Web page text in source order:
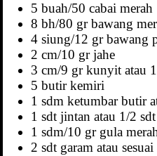
5 buah/50 cabai merah
8 bh/80 gr bawang
4 siung/12 gr bawang
2 cm/10 gr jahe
3 cm/9 gr kunyit atau
5 butir kemiri
1 sdm ketumbar butir
1 sdt jintan atau 1/2
1 sdm/10 gr gula
2 sdt garam atau sesuai